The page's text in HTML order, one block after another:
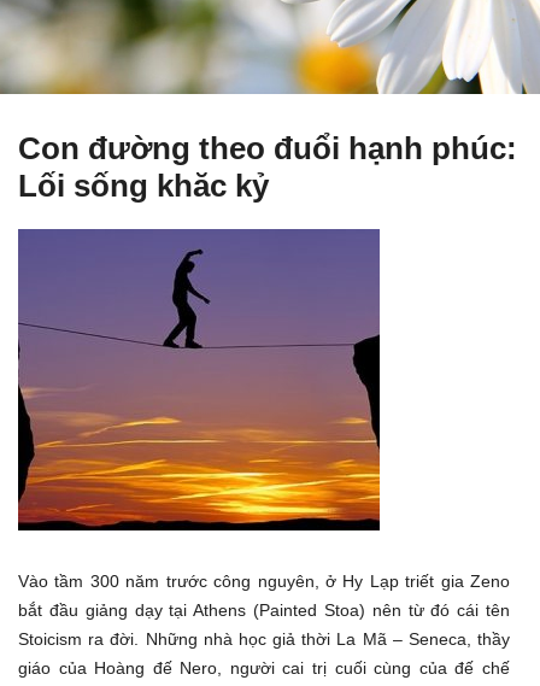
Con đường theo đuổi hạnh phúc:
Lối sống khăc kỷ
Vào tầm 300 năm trước công nguyên, ở Hy Lạp triết gia Zeno
bắt đầu giảng dạy tại Athens (Painted Stoa) nên từ đó cái tên
Stoicism ra đời. Những nhà học giả thời La Mã – Seneca, thầy
giáo của Hoàng đế Nero, người cai trị cuối cùng của đế chế